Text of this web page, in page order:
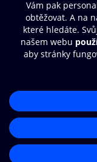
Další zábava
© O2 Czech Republic
Přístupnost
Zásady zpracování
Nastavení cookies